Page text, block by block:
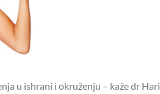
u ishrani i okruženju – kaže dr Hari